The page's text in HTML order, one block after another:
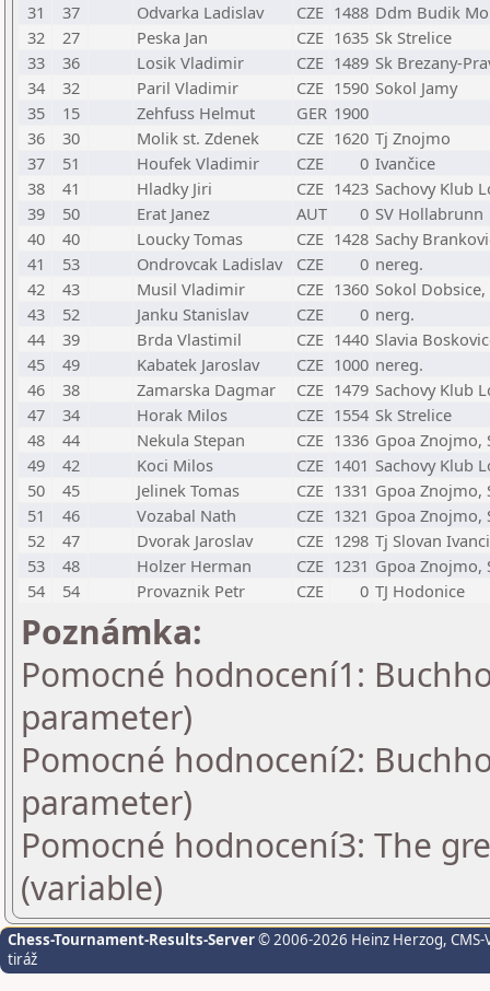
31
37 Odvarka Ladislav CZE 1488 Ddm Budik
32
27 Peska Jan CZE 1635 Sk Strelice
33
36 Losik Vladimir CZE 1489 Sk Brezany-
34
32 Paril Vladimir CZE 1590 Sokol Jamy
35
15 Zehfuss Helmut GER 1900
36
30 Molik st. Zdenek CZE 1620 Tj Znojmo
37
51 Houfek Vladimir CZE 0 Ivančice
38
41 Hladky Jiri CZE 1423 Sachovy Klub
39
50 Erat Janez AUT 0 SV Hollabrunn
40
40 Loucky Tomas CZE 1428 Sachy
41
53 Ondrovcak Ladislav CZE 0 nereg.
42
43 Musil Vladimir CZE 1360 Sokol Dobsice,
43
52 Janku Stanislav CZE 0 nerg.
44
39 Brda Vlastimil CZE 1440 Slavia
45
49 Kabatek Jaroslav CZE 1000 nereg.
46
38 Zamarska Dagmar CZE 1479 Sachovy Klub
47
34 Horak Milos CZE 1554 Sk Strelice
48
44 Nekula Stepan CZE 1336 Gpoa Znojmo,
49
42 Koci Milos CZE 1401 Sachovy Klub
50
45 Jelinek Tomas CZE 1331 Gpoa Znojmo,
51
46 Vozabal Nath CZE 1321 Gpoa Znojmo,
52
47 Dvorak Jaroslav CZE 1298 Tj Slovan
53
48 Holzer Herman CZE 1231 Gpoa Znojmo,
54
54 Provaznik Petr CZE 0 TJ Hodonice
Poznámka:
Pomocné hodnocení1:
parameter)
Pomocné hodnocení2:
parameter)
Pomocné hodnocení3: The
(variable)
Chess-Tournament-Results-Server© 2006-2026 Heinz Herzog,
tiráž